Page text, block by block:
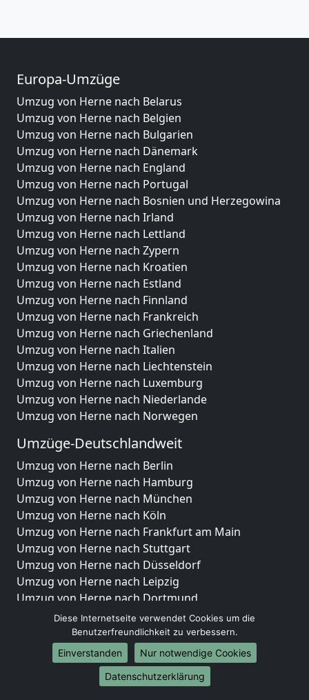
Europa-Umzüge
Umzug von Herne nach Belarus
Umzug von Herne nach Belgien
Umzug von Herne nach Bulgarien
Umzug von Herne nach Dänemark
Umzug von Herne nach England
Umzug von Herne nach Portugal
Umzug von Herne nach Bosnien und Herzegowina
Umzug von Herne nach Irland
Umzug von Herne nach Lettland
Umzug von Herne nach Zypern
Umzug von Herne nach Kroatien
Umzug von Herne nach Estland
Umzug von Herne nach Finnland
Umzug von Herne nach Frankreich
Umzug von Herne nach Griechenland
Umzug von Herne nach Italien
Umzug von Herne nach Liechtenstein
Umzug von Herne nach Luxemburg
Umzug von Herne nach Niederlande
Umzug von Herne nach Norwegen
Umzüge-Deutschlandweit
Umzug von Herne nach Berlin
Umzug von Herne nach Hamburg
Umzug von Herne nach München
Umzug von Herne nach Köln
Umzug von Herne nach Frankfurt am Main
Umzug von Herne nach Stuttgart
Umzug von Herne nach Düsseldorf
Umzug von Herne nach Leipzig
Umzug von Herne nach Dortmund
Umzug von Herne nach Essen
Umzug von Herne nach Bremen
Umzug von Herne nach Dresden
Umzug von Herne nach Hannover
Umzug von Herne nach Nürnberg
Diese Internetseite verwendet Cookies um die
Benutzerfreundlichkeit zu verbessern.
Einverstanden
Nur notwendige Cookies
Datenschutzerklärung